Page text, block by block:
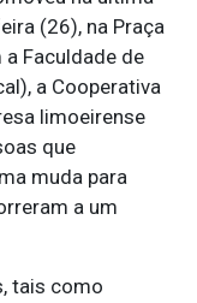
(26), na Praça
Faculdade de
a Cooperativa
limoeirense
que
muda para
a um
tais como